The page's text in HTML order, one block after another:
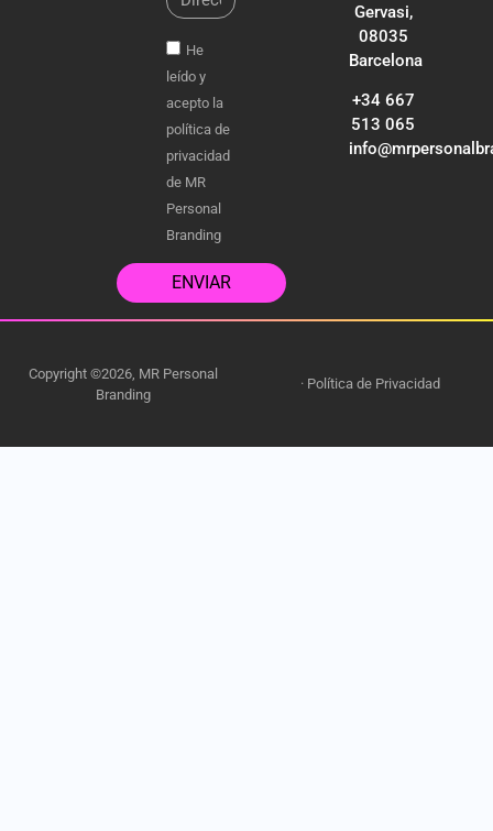
He
leído y
acepto la
política de
privacidad
de MR
Personal
Branding
ENVIAR
Gervasi,
08035
Barcelona
+34 667
513 065
Copyright ©2026, MR Personal
Branding
· Política de Privacidad